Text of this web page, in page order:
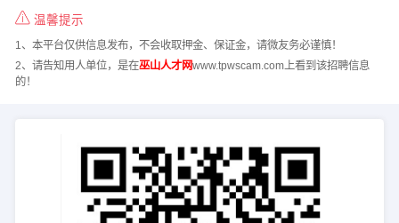
温馨提示
1、本平台仅供信息发布，不会收取押金、保证金，请微友务必谨慎！
2、请告知用人单位，是在巫山人才网www.tpwscam.com上看到该招聘信息
的！